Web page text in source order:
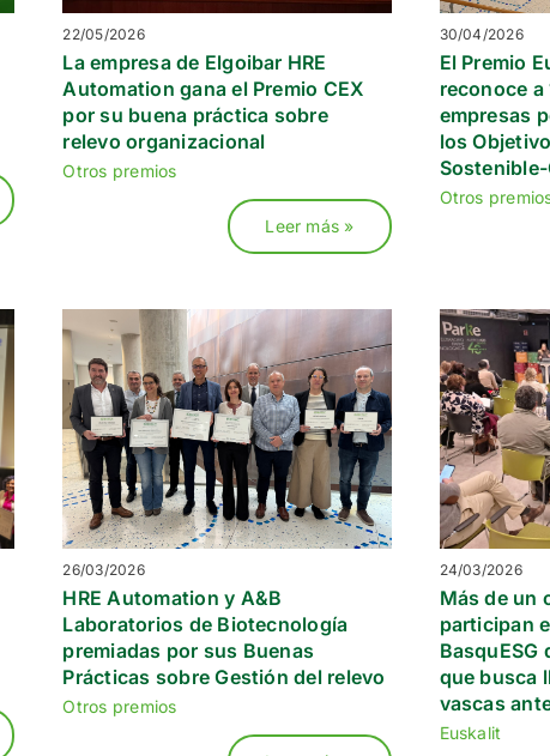
22/05/2026
La empresa de Elgoibar HRE
Automation gana el Premio CEX
por su buena práctica sobre
relevo organizacional
Otros premios
Leer más »
30/04/2026
El Premio
reconoce
empresas
los
Sostenible-
Otros
26/03/2026
HRE Automation y A&B
Laboratorios de Biotecnología
premiadas por sus Buenas
Prácticas sobre Gestión del relevo
Otros premios
24/03/2026
Más de un
participan
BasquESG
que busca
vascas
Euskalit